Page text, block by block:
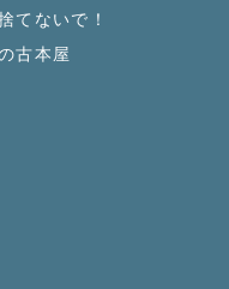
てないで！
古本屋